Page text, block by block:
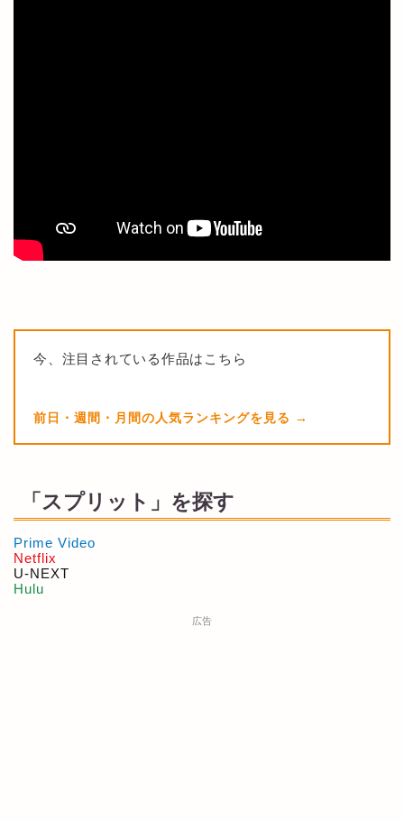
今、注目されている作品はこちら
前日・週間・月間の人気ランキングを見る
「スプリット」を探す
Prime Video
Netflix
U-NEXT
Hulu
広告